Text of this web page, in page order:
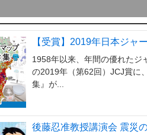
【受賞】2019年日本ジ
1958年以来、年間の優れたジ
の2019年（第62回）JCJ賞に
集』が...
後藤忍准教授講演会 震災